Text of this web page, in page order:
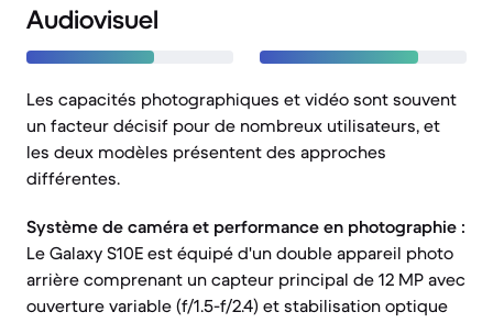
Audiovisuel
Les capacités photographiques et vidéo sont souvent
un facteur décisif pour de nombreux utilisateurs, et
les deux modèles présentent des approches
différentes.
Système de caméra et performance en photographie :
Le Galaxy S10E est équipé d'un double appareil photo
arrière comprenant un capteur principal de 12 MP avec
ouverture variable (f/1.5-f/2.4) et stabilisation optique